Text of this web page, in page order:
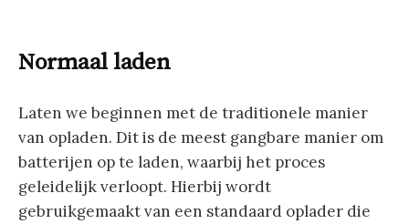
Normaal laden
Laten we beginnen met de traditionele manier
van opladen. Dit is de meest gangbare manier om
batterijen op te laden, waarbij het proces
geleidelijk verloopt. Hierbij wordt
gebruikgemaakt van een standaard oplader die